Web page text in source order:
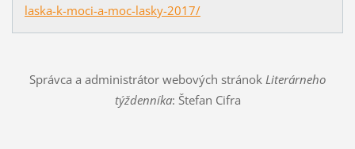
laska-k-moci-a-moc-lasky-2017/
Správca a administrátor webových stránok Literárneho
týždenníka: Štefan Cifra